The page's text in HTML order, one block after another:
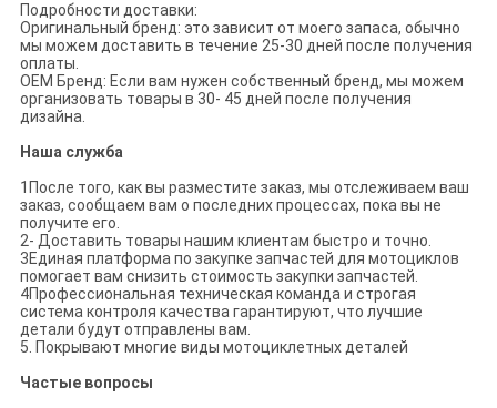
Подробности доставки:
Оригинальный бренд: это зависит от моего запаса, обычно
мы можем доставить в течение 25-30 дней после получения
оплаты.
OEM Бренд: Если вам нужен собственный бренд, мы можем
организовать товары в 30- 45 дней после получения
дизайна.
Наша служба
1После того, как вы разместите заказ, мы отслеживаем ваш
заказ, сообщаем вам о последних процессах, пока вы не
получите его.
2- Доставить товары нашим клиентам быстро и точно.
3Единая платформа по закупке запчастей для мотоциклов
помогает вам снизить стоимость закупки запчастей.
4Профессиональная техническая команда и строгая
система контроля качества гарантируют, что лучшие
детали будут отправлены вам.
5. Покрывают многие виды мотоциклетных деталей
Частые вопросы